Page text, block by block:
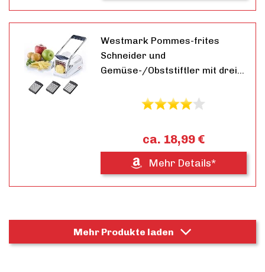
Westmark Pommes-frites
Schneider und
Gemüse-/Obststiftler mit drei…
ca. 18,99 €
Mehr Details*
Mehr Produkte laden